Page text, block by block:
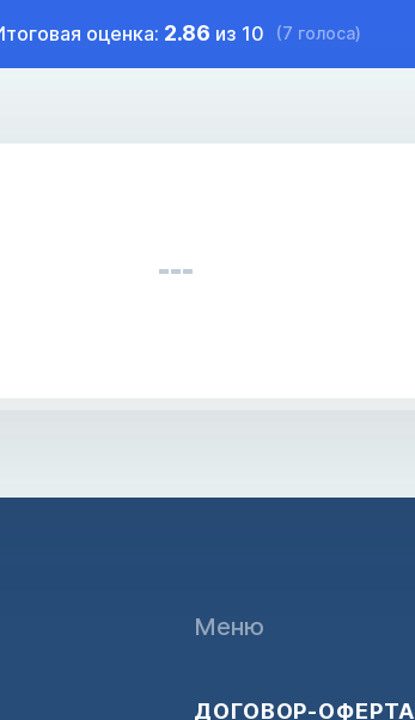
оценка: 2.86 из 10 (7 голоса)
Меню
ДОГОВОР-ОФЕРТА